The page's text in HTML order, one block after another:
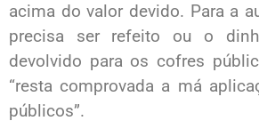
acima do valor devido. Para a
precisa ser refeito ou o
devolvido para os cofres
“resta comprovada a má
públicos”.